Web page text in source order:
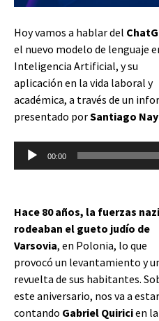
Hoy vamos a hablar del
el nuevo modelo de lenguaje
Inteligencia Artificial, y su
aplicación en la vida laboral y
académica, a través de un
presentado porSantiago
Reproductor
00:00
Hace 80 años, la fuerzas
rodeaban el gueto judío de
Varsovia, en Polonia, lo que
provocó un levantamiento y
revuelta de sus habitantes.
este aniversario, nos va a estar
contando Gabriel Quiricien la